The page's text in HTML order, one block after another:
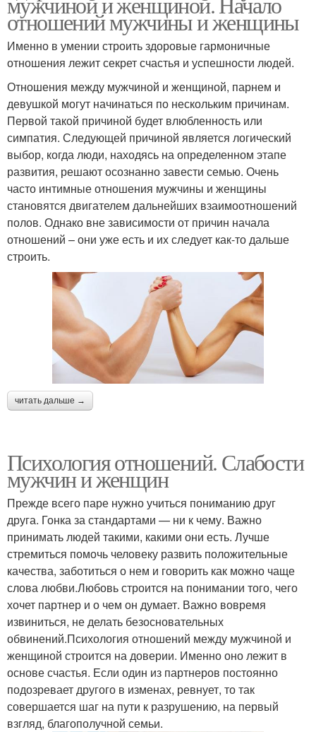
отношений мужчины и женщины
Именно в умении строить здоровые гармоничные
отношения лежит секрет счастья и успешности людей.
Отношения между мужчиной и женщиной, парнем и
девушкой могут начинаться по нескольким причинам.
Первой такой причиной будет влюбленность или
симпатия. Следующей причиной является логический
выбор, когда люди, находясь на определенном этапе
развития, решают осознанно завести семью. Очень
часто интимные отношения мужчины и женщины
становятся двигателем дальнейших взаимоотношений
полов. Однако вне зависимости от причин начала
отношений – они уже есть и их следует как-то дальше
строить.
читать дальше →
Психология отношений. Слабости
мужчин и женщин
Прежде всего паре нужно учиться пониманию друг
друга. Гонка за стандартами — ни к чему. Важно
принимать людей такими, какими они есть. Лучше
стремиться помочь человеку развить положительные
качества, заботиться о нем и говорить как можно чаще
слова любви.Любовь строится на понимании того, чего
хочет партнер и о чем он думает. Важно вовремя
извиниться, не делать безосновательных
обвинений.Психология отношений между мужчиной и
женщиной строится на доверии. Именно оно лежит в
основе счастья. Если один из партнеров постоянно
подозревает другого в изменах, ревнует, то так
совершается шаг на пути к разрушению, на первый
взгляд, благополучной семьи.